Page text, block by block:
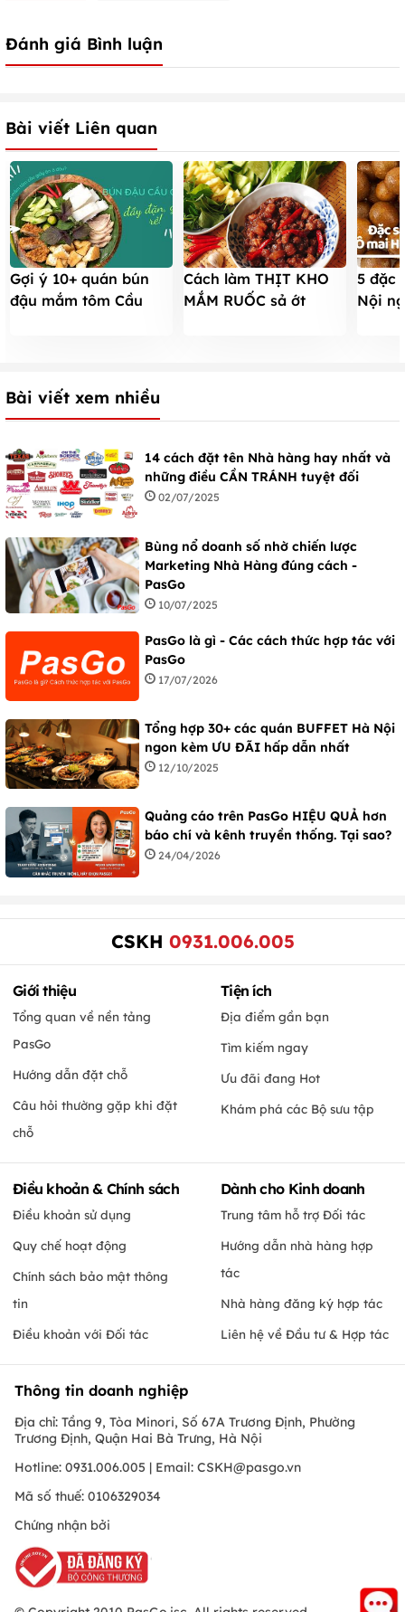
Đánh giá Bình luận
Bài viết Liên quan
Gợi ý 10+ quán bún
đậu mắm tôm Cầu
Cách làm THỊT KHO
MẮM RUỐC sả ớt
5 đặc
Nội
Bài viết xem nhiều
14 cách đặt tên Nhà hàng hay nhất và
những điều CẦN TRÁNH tuyệt đối
02/07/2025
Bùng nổ doanh số nhờ chiến lược
Marketing Nhà Hàng đúng cách -
PasGo
10/07/2025
PasGo là gì - Các cách thức hợp tác với
PasGo
17/07/2026
Tổng hợp 30+ các quán BUFFET Hà Nội
ngon kèm ƯU ĐÃI hấp dẫn nhất
12/10/2025
Quảng cáo trên PasGo HIỆU QUẢ hơn
báo chí và kênh truyền thống. Tại sao?
24/04/2026
CSKH 0931.006.005
Giới thiệu
Tổng quan về nền tảng
PasGo
Hướng dẫn đặt chỗ
Câu hỏi thường gặp khi đặt
chỗ
Tiện ích
Địa điểm gần bạn
Tìm kiếm ngay
Ưu đãi đang Hot
Khám phá các Bộ sưu tập
Điều khoản & Chính sách
Điều khoản sử dụng
Quy chế hoạt động
Chính sách bảo mật thông
tin
Điều khoản với Đối tác
Dành cho Kinh doanh
Trung tâm hỗ trợ Đối tác
Hướng dẫn nhà hàng hợp
tác
Nhà hàng đăng ký hợp tác
Liên hệ về Đầu tư & Hợp tác
Thông tin doanh nghiệp
Địa chỉ: Tầng 9, Tòa Minori, Số 67A Trương Định, Phường
Trương Định, Quận Hai Bà Trưng, Hà Nội
Hotline: 0931.006.005 | Email: CSKH@pasgo.vn
Mã số thuế: 0106329034
Chứng nhận bởi